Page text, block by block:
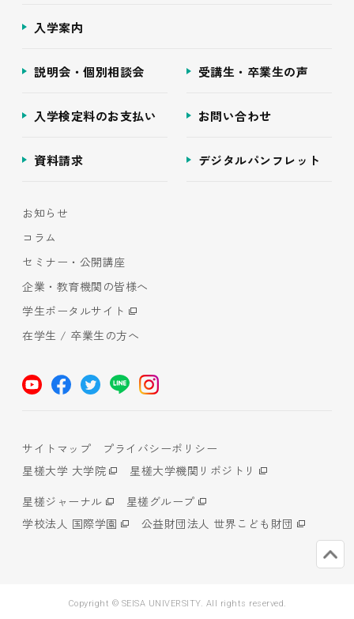
入学案内
説明会・個別相談会 受講生・卒業生の声
入学検定料のお支払い お問い合わせ
資料請求 デジタルパンフレット
お知らせ
コラム
セミナー・公開講座
企業・教育機関の皆様へ
学生ポータルサイト
在学生 / 卒業生の方へ
サイトマップ
プライバシーポリシー
星槎大学 大学院
星槎大学機関リポジトリ
星槎ジャーナル
星槎グループ
学校法人 国際学園
公益財団法人 世界こども財団
Copyright © SEISA UNIVERSITY. All rights reserved.